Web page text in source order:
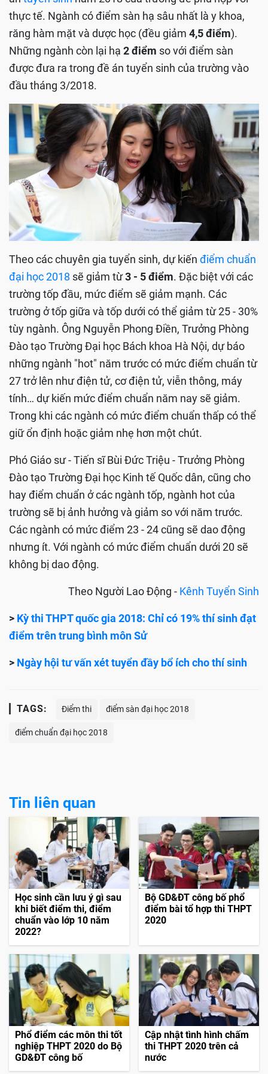
thực tế. Ngành có điểm sàn hạ sâu nhất là y khoa,
răng hàm mặt và dược học (đều giảm 4,5 điểm).
Những ngành còn lại hạ 2 điểm so với điểm sàn
được đưa ra trong đề án tuyển sinh của trường vào
đầu tháng 3/2018.
Theo các chuyên gia tuyển sinh, dự kiến điểm chuẩn
đại học 2018 sẽ giảm từ3 - 5 điểm. Đặc biệt với các
trường tốp đầu, mức điểm sẽ giảm mạnh. Các
trường ở tốp giữa và tốp dưới có thể giảm từ 25 - 30%
tùy ngành. Ông Nguyễn Phong Điền, Trưởng Phòng
Đào tạo Trường Đại học Bách khoa Hà Nội, dự báo
những ngành "hot" năm trước có mức điểm chuẩn từ
27 trở lên như điện tử, cơ điện tử, viễn thông, máy
tính… dự kiến mức điểm chuẩn năm nay sẽ giảm.
Trong khi các ngành có mức điểm chuẩn thấp có thể
giữ ổn định hoặc giảm nhẹ hơn một chút.
Phó Giáo sư - Tiến sĩ Bùi Đức Triệu - Trưởng Phòng
Đào tạo Trường Đại học Kinh tế Quốc dân, cũng cho
hay điểm chuẩn ở các ngành tốp, ngành hot của
trường sẽ bị ảnh hưởng và giảm so với năm trước.
Các ngành có mức điểm 23 - 24 cũng sẽ dao động
nhưng ít. Với ngành có mức điểm chuẩn dưới 20 sẽ
không bị dao động.
Theo Người Lao Động - Kênh Tuyển Sinh
> Kỳ thi THPT quốc gia 2018: Chỉ có 19% thí sinh đạt
điểm trên trung bình môn Sử
> Ngày hội tư vấn xét tuyển đầy bổ ích cho thí sinh
TAGS: Điểm thi điểm sàn đại học 2018
điểm chuẩn đại học 2018
Tin liên quan
Học sinh cần lưu ý gì sau
khi biết điểm thi, điểm
chuẩn vào lớp 10 năm
2022?
Bộ GD&ĐT công bố phổ
điểm bài tổ hợp thi THPT
2020
Phổ điểm các môn thi tốt
nghiệp THPT 2020 do Bộ
GD&ĐT công bố
Cập nhật tình hình chấm
thi THPT 2020 trên cả
nước